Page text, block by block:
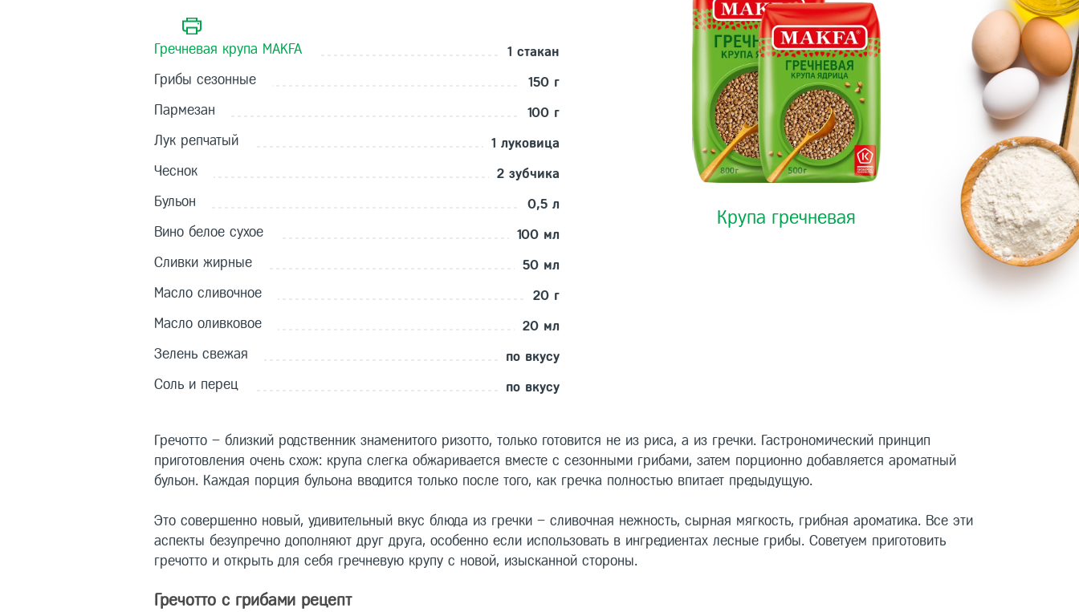
Гречневая крупа MAKFA 1 стакан
Грибы сезонные 150 г
Пармезан 100 г
Лук репчатый 1 луковица
Чеснок 2 зубчика
Бульон 0,5 л
Вино белое сухое 100 мл
Сливки жирные 50 мл
Масло сливочное 20 г
Масло оливковое 20 мл
Зелень свежая по вкусу
Соль и перец по вкусу
Крупа гречневая
Гречотто – близкий родственник знаменитого ризотто, только готовится не из риса, а из гречки. Гастрономический принцип
приготовления очень схож: крупа слегка обжаривается вместе с сезонными грибами, затем порционно добавляется ароматный
бульон. Каждая порция бульона вводится только после того, как гречка полностью впитает предыдущую.
Это совершенно новый, удивительный вкус блюда из гречки – сливочная нежность, сырная мягкость, грибная ароматика. Все эти
аспекты безупречно дополняют друг друга, особенно если использовать в ингредиентах лесные грибы. Советуем приготовить
гречотто и открыть для себя гречневую крупу с новой, изысканной стороны.
Гречотто с грибами рецепт